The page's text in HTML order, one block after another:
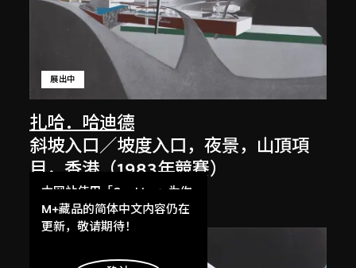
扎哈．哈迪德
展出中
斜坡入口／坡度入口，夜景，山頂項
目，香港（1983年競賽）
1983/2012
本网站使用「Cookies」为你
提供最好的网站体验。
了解更多
M+藏品的简体中文内容仍在
更新，敬请期待！